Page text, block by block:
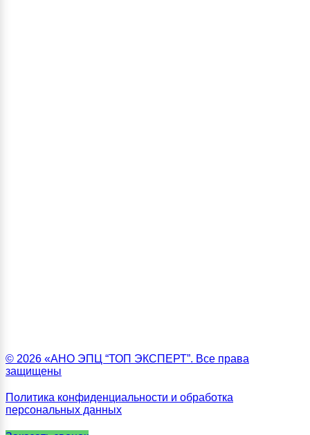
© 2026 «АНО ЭПЦ “ТОП ЭКСПЕРТ”. Все права
защищены
Политика конфиденциальности и обработка
персональных данных